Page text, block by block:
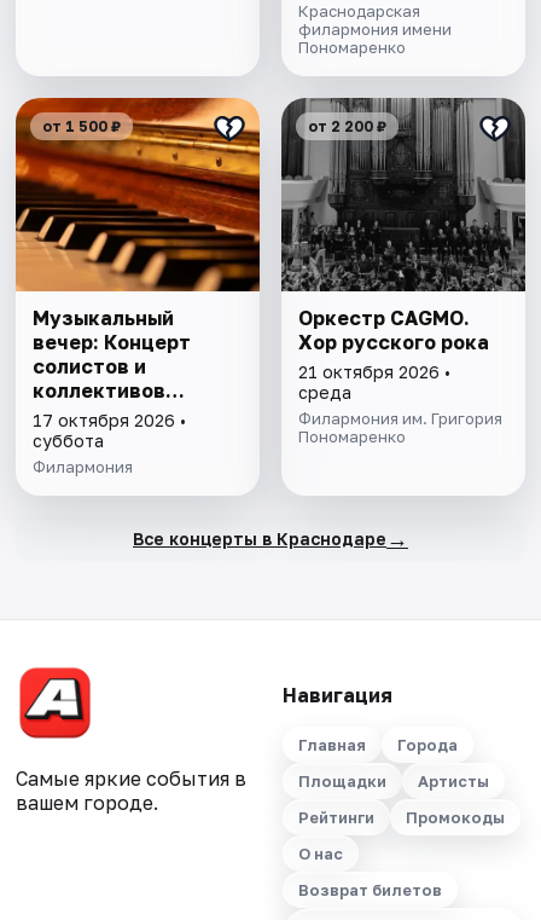
Краснодарская
филармония имени
Пономаренко
от 1 500 ₽
Музыкальный
вечер: Концерт
солистов и
коллективов
филармонии
17 октября 2026 •
суббота
Филармония
от 2 200 ₽
Оркестр CAGMO.
Хор русского рока
21 октября 2026 •
среда
Филармония им. Григория
Пономаренко
Все концерты в Краснодаре →
Самые яркие события в
вашем городе.
Навигация
Главная
Города
Площадки
Артисты
Рейтинги
Промокоды
О нас
Возврат билетов